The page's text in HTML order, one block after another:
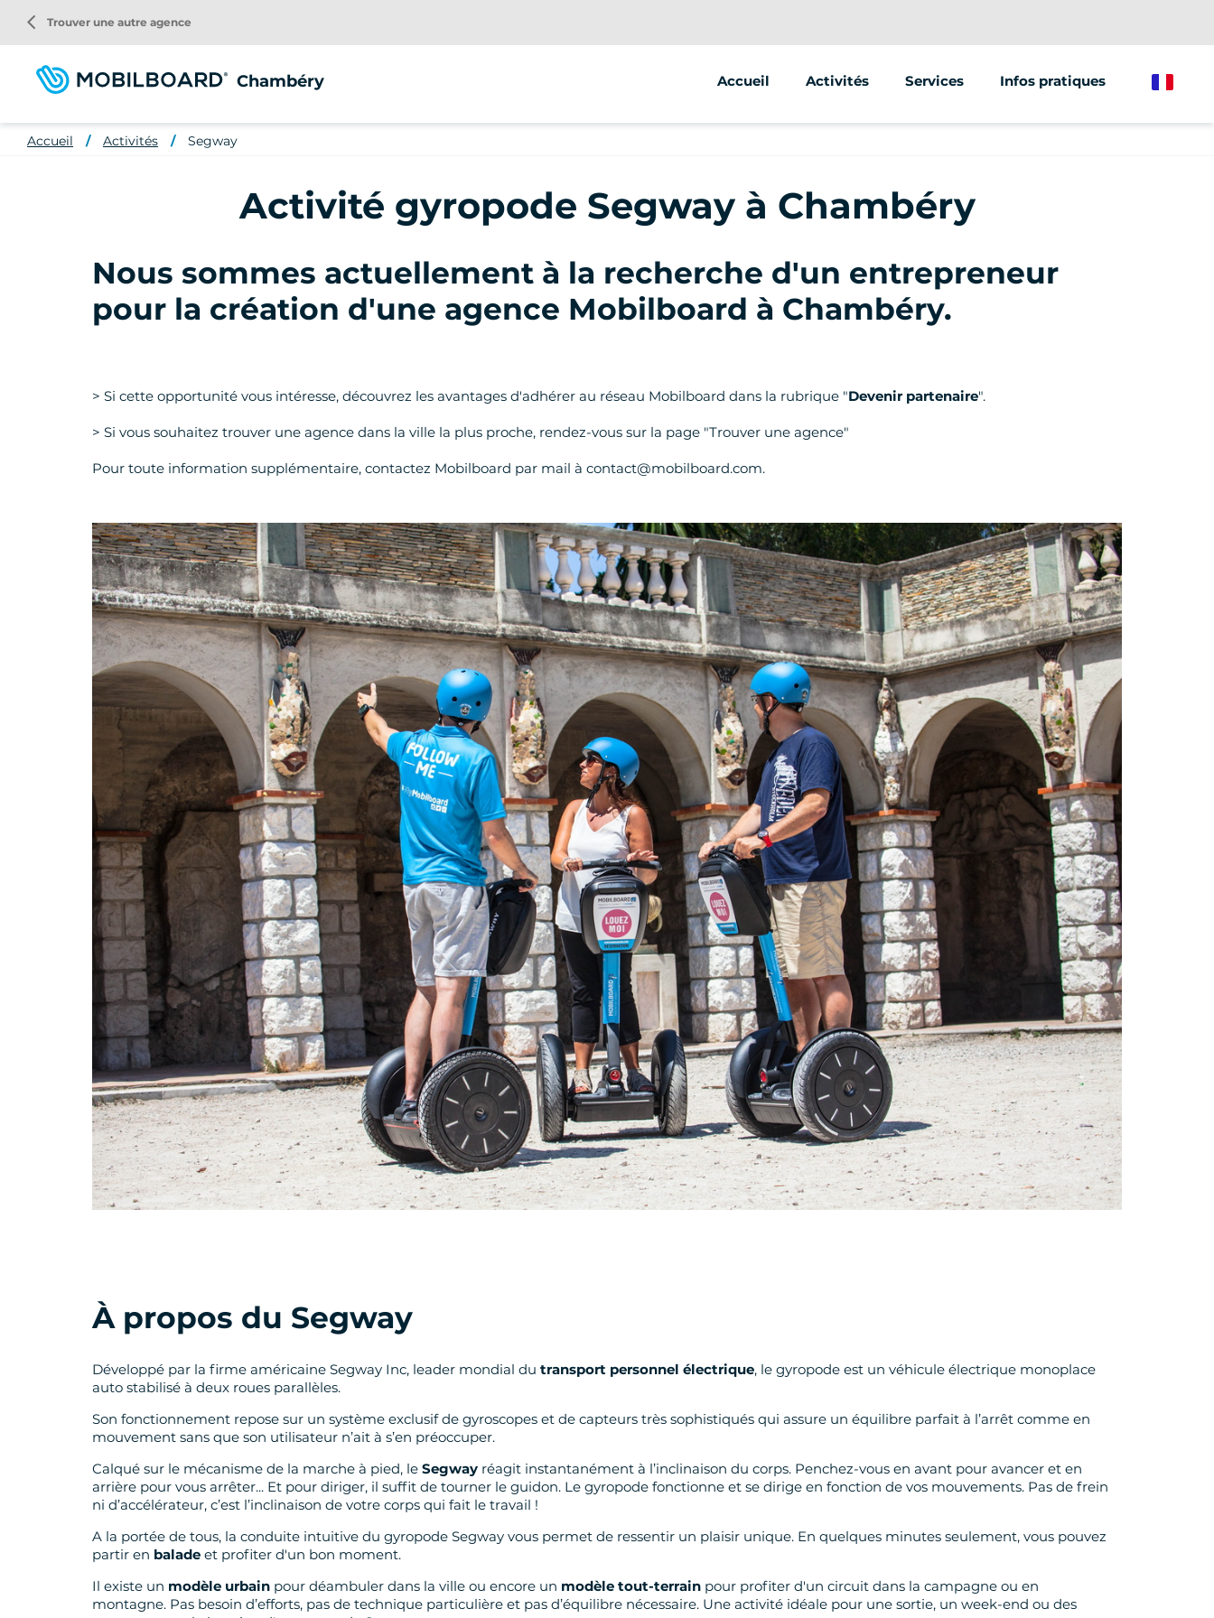
contenu
principal
Chambéry Accueil Activités
Segway
Vélo électrique
Services
Animations & Séminaires
Infos pratiques
arrow_back_ios Trouver une autre agence
Accueil Activités Segway
Activité gyropode Segway à Chambéry
Nous sommes actuellement à la recherche d'un entrepreneur
pour la création d'une agence Mobilboard à Chambéry.
> Si cette opportunité vous intéresse, découvrez les avantages d'adhérer au réseau Mobilboard dans la rubrique "Devenir partenaire".
> Si vous souhaitez trouver une agence dans la ville la plus proche, rendez-vous sur la page "Trouver une agence"
Pour toute information supplémentaire, contactez Mobilboard par mail à contact@mobilboard.com.
À propos du Segway
Développé par la firme américaine Segway Inc, leader mondial du transport personnel électrique, le gyropode est un véhicule électrique monoplace
auto stabilisé à deux roues parallèles.
Son fonctionnement repose sur un système exclusif de gyroscopes et de capteurs très sophistiqués qui assure un équilibre parfait à l’arrêt comme en
mouvement sans que son utilisateur n’ait à s’en préoccuper.
Calqué sur le mécanisme de la marche à pied, le Segway réagit instantanément à l’inclinaison du corps. Penchez-vous en avant pour avancer et en
arrière pour vous arrêter... Et pour diriger, il suffit de tourner le guidon. Le gyropode fonctionne et se dirige en fonction de vos mouvements. Pas de frein
ni d’accélérateur, c’est l’inclinaison de votre corps qui fait le travail !
A la portée de tous, la conduite intuitive du gyropode Segway vous permet de ressentir un plaisir unique. En quelques minutes seulement, vous pouvez
partir en balade et profiter d'un bon moment.
Il existe un modèle urbain pour déambuler dans la ville ou encore un modèle tout-terrain pour profiter d'un circuit dans la campagne ou en
montagne. Pas besoin d’efforts, pas de technique particulière et pas d’équilibre nécessaire. Une activité idéale pour une sortie, un week-end ou des